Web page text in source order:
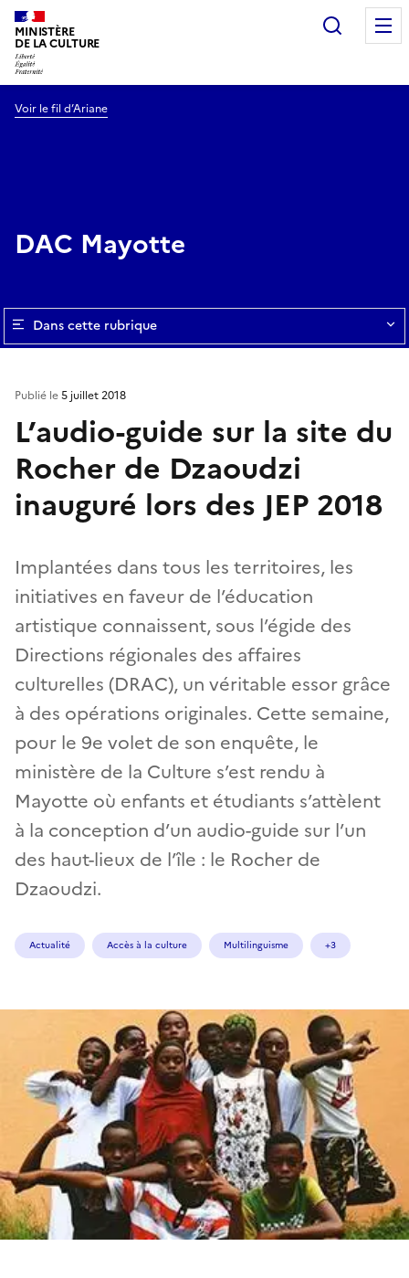
MINISTÈRE
DE LA CULTURE
Voir le fil d’Ariane
DAC Mayotte
Dans cette rubrique
L’audio-guide sur la site du
Rocher de Dzaoudzi
inauguré lors des JEP 2018
Implantées dans tous les territoires, les
initiatives en faveur de l’éducation
artistique connaissent, sous l’égide des
Directions régionales des affaires
culturelles (DRAC), un véritable essor grâce
à des opérations originales. Cette semaine,
pour le 9e volet de son enquête, le
ministère de la Culture s’est rendu à
Mayotte où enfants et étudiants s’attèlent
à la conception d’un audio-guide sur l’un
des haut-lieux de l’île : le Rocher de
Dzaoudzi.
Publié le5 juillet 2018
Actualité Accès à la culture Multilinguisme +3